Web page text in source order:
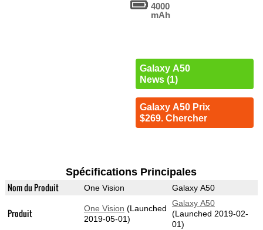
4000
mAh
Galaxy A50
News (1)
Galaxy A50 Prix
$269. Chercher
Spécifications Principales
Nom du Produit One Vision Galaxy A50
Produit One Vision (Launched
2019-05-01)
Galaxy A50
(Launched 2019-02-
01)